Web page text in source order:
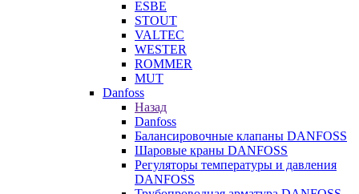
ESBE
STOUT
VALTEC
WESTER
ROMMER
MUT
Danfoss
Назад
Danfoss
Балансировочные клапаны DANFOSS
Шаровые краны DANFOSS
Регуляторы температуры и давления
DANFOSS